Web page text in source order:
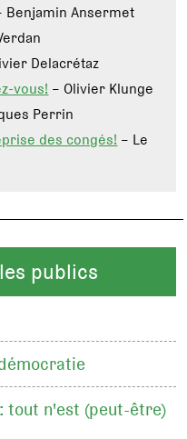
Ansermet
Delacrétaz
vous!– Olivier Klunge
Perrin
des congés!– Le
publics
tout n'est (peut-être)